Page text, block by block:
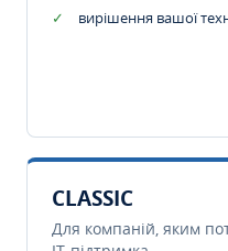
вирішення вашої
CLASSIC
Для компаній, яким